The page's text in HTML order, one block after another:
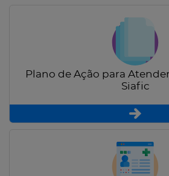
Plano de Ação para
Siafic